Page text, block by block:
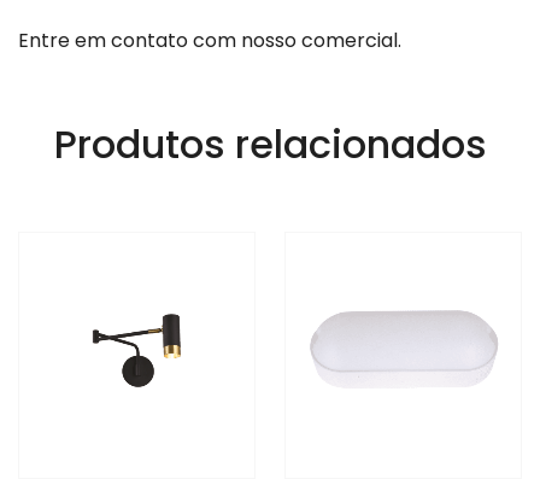
Entre em contato com nosso comercial.
Produtos relacionados